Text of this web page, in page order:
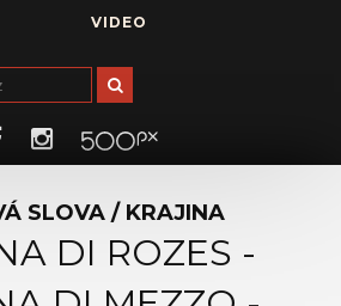
VIDEO
SLOVA / KRAJINA
DI ROZES -